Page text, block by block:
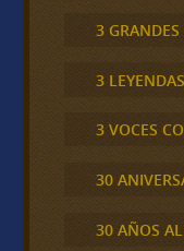
3
3
3 VOCES
30
30 AÑOS